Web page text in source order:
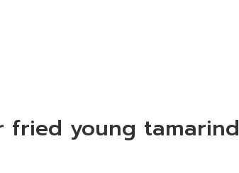
fried young tamarind